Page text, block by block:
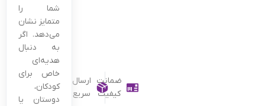
ضمانت
کیفیت
ارسال
سریع
شما را
متمایز نشان
می‌دهد. اگر
به دنبال
هدیه‌ای
خاص برای
کودکان،
دوستان یا